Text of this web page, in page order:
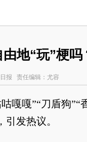
地“玩”梗吗
报 责任编辑：尤容
嘎嘎”“刀盾狗”“
发热议。